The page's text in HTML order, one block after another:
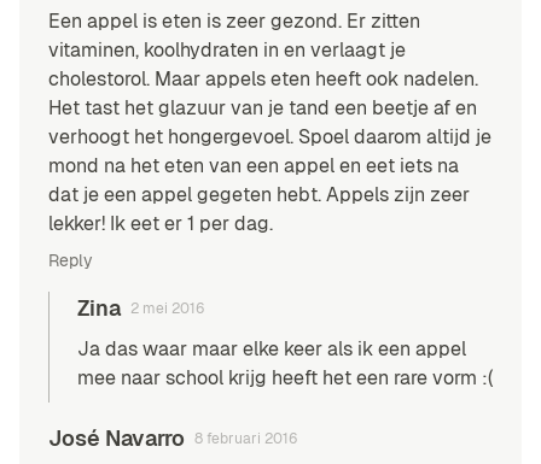
Een appel is eten is zeer gezond. Er zitten
vitaminen, koolhydraten in en verlaagt je
cholestorol. Maar appels eten heeft ook nadelen.
Het tast het glazuur van je tand een beetje af en
verhoogt het hongergevoel. Spoel daarom altijd je
mond na het eten van een appel en eet iets na
dat je een appel gegeten hebt. Appels zijn zeer
lekker! Ik eet er 1 per dag.
Reply
Zina 2 mei 2016
Ja das waar maar elke keer als ik een appel
mee naar school krijg heeft het een rare vorm :(
José Navarro 8 februari 2016